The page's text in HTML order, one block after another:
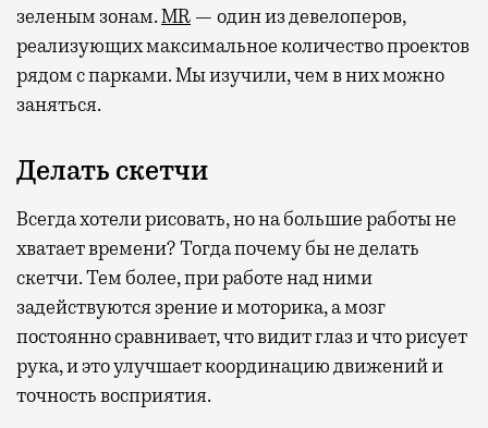
зеленым зонам.MR — один из девелоперов,
реализующих максимальное количество проектов
рядом с парками. Мы изучили, чем в них можно
заняться.
Делать скетчи
Всегда хотели рисовать, но на большие работы не
хватает времени? Тогда почему бы не делать
скетчи. Тем более, при работе над ними
задействуются зрение и моторика, а мозг
постоянно сравнивает, что видит глаз и что рисует
рука, и это улучшает координацию движений и
точность восприятия.